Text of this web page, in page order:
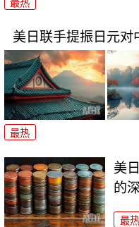
最热
美日联手提振日元对
最热
美
的
最热